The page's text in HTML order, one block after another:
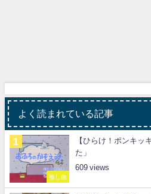
よく読まれている記事
推し曲
【ひらけ！ポンキッ
た」
609